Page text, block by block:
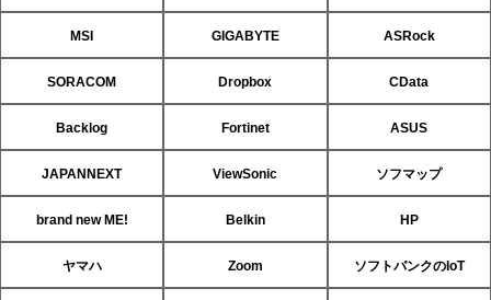
MSI GIGABYTE ASRock
SORACOM Dropbox CData
Backlog Fortinet ASUS
JAPANNEXT ViewSonic ソフマップ
brand new ME! Belkin HP
ヤマハ Zoom ソフトバンクのIoT